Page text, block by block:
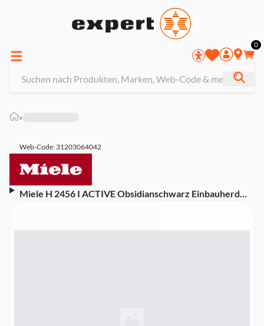
0
»
Web-Code: 31203064042
Miele H 2456 I ACTIVE Obsidianschwarz Einbauherd
Elektronikuhr, Versenkknebel, Obsidianschwarz)